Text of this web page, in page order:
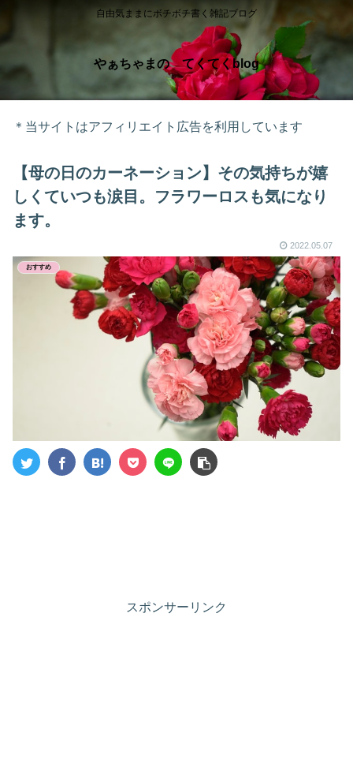
自由気ままにボチボチ書く雑記ブログ
やぁちゃまの てくてくblog
＊当サイトはアフィリエイト広告を利用しています
【母の日のカーネーション】その気持ちが嬉
しくていつも涙目。フラワーロスも気になり
ます。
2022.05.07
おすすめ
スポンサーリンク